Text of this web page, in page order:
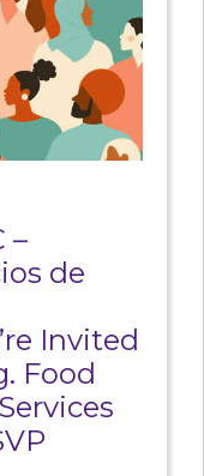
–
de
Invited
Food